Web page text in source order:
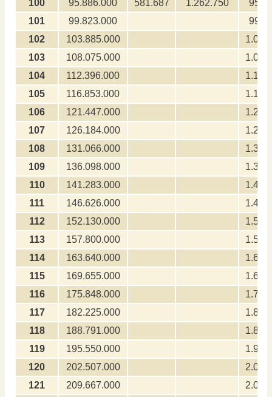
100 95.886.000 581.687 1.262.750
101
99.823.000
102
103.885.000
103
108.075.000
104
112.396.000
105
116.853.000
106
121.447.000
107
126.184.000
108
131.066.000
109
136.098.000
110
141.283.000
111
146.626.000
112
152.130.000
113
157.800.000
114
163.640.000
115
169.655.000
116
175.848.000
117
182.225.000
118
188.791.000
119
195.550.000
120
202.507.000
121
209.667.000